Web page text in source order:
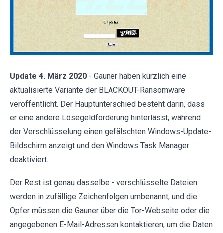
Update 4. März 2020 - Gauner haben kürzlich eine
aktualisierte Variante der BLACKOUT-Ransomware
veröffentlicht. Der Hauptunterschied besteht darin, dass
er eine andere Lösegeldforderung hinterlässt, während
der Verschlüsselung einen gefälschten Windows-Update-
Bildschirm anzeigt und den Windows Task Manager
deaktiviert.
Der Rest ist genau dasselbe - verschlüsselte Dateien
werden in zufällige Zeichenfolgen umbenannt, und die
Opfer müssen die Gauner über die Tor-Webseite oder die
angegebenen E-Mail-Adressen kontaktieren, um die Daten